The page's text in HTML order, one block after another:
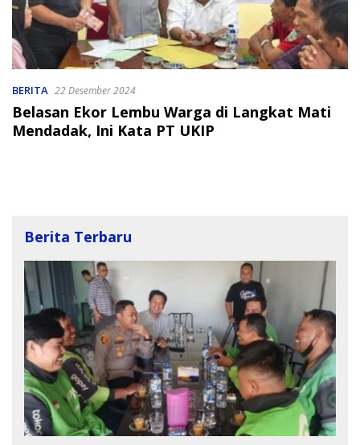
BERITA 22 Desember 2024
Belasan Ekor Lembu Warga di Langkat Mati
Mendadak, Ini Kata PT UKIP
Berita Terbaru